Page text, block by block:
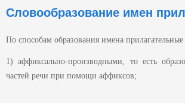
Словообразование имен
По способам образования имена
1) аффиксально-производными, то есть
частей речи при помощи аффиксов;